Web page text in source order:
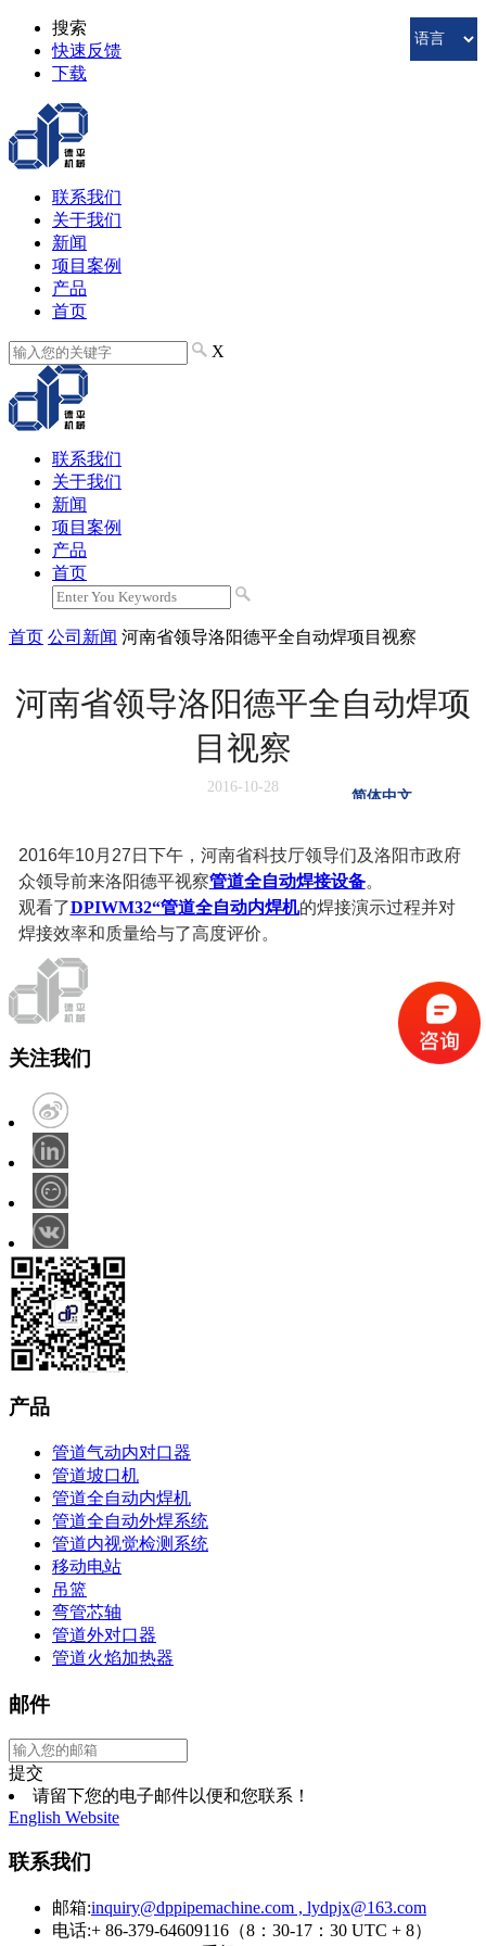
搜索
快速反馈
下载
联系我们
关于我们
新闻
项目案例
产品
首页
X
简体中文
русский
Español
Português
联系我们
关于我们
新闻
项目案例
产品
首页
首页 公司新闻 河南省领导洛阳德平全自动焊项目视察
河南省领导洛阳德平全自动焊项
目视察
2016-10-28
2016年10月27日下午，河南省科技厅领导们及洛阳市政府
众领导前来洛阳德平视察管道全自动焊接设备。
观看了DPIWM32“管道全自动内焊机的焊接演示过程并对
焊接效率和质量给与了高度评价。
关注我们
产品
管道气动内对口器
管道坡口机
管道全自动内焊机
管道全自动外焊系统
管道内视觉检测系统
移动电站
吊篮
弯管芯轴
管道外对口器
管道火焰加热器
邮件
提交
请留下您的电子邮件以便和您联系！
English Website
联系我们
邮箱:inquiry@dppipemachine.com , lydpjx@163.com
电话:+ 86-379-64609116（8：30-17：30 UTC + 8）